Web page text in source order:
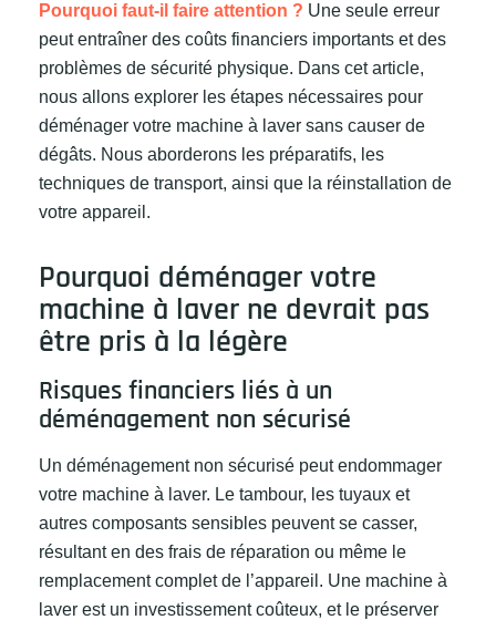
Pourquoi faut-il faire attention ? Une seule erreur
peut entraîner des coûts financiers importants et des
problèmes de sécurité physique. Dans cet article,
nous allons explorer les étapes nécessaires pour
déménager votre machine à laver sans causer de
dégâts. Nous aborderons les préparatifs, les
techniques de transport, ainsi que la réinstallation de
votre appareil.
Pourquoi déménager votre
machine à laver ne devrait pas
être pris à la légère
Risques financiers liés à un
déménagement non sécurisé
Un déménagement non sécurisé peut endommager
votre machine à laver. Le tambour, les tuyaux et
autres composants sensibles peuvent se casser,
résultant en des frais de réparation ou même le
remplacement complet de l’appareil. Une machine à
laver est un investissement coûteux, et le préserver